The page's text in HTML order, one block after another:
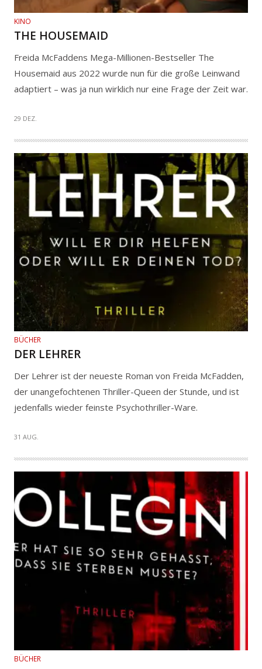
KINO
THE HOUSEMAID
Freida McFaddens Mega-Millionen-Bestseller The
Housemaid aus 2022 wurde nun für die große Leinwand
adaptiert – was ja nun wirklich nur eine Frage der Zeit war.
29 DEZ.
BÜCHER
DER LEHRER
Der Lehrer ist der neueste Roman von Freida McFadden,
der unangefochtenen Thriller-Queen der Stunde, und ist
jedenfalls wieder feinste Psychothriller-Ware.
31 AUG.
BÜCHER